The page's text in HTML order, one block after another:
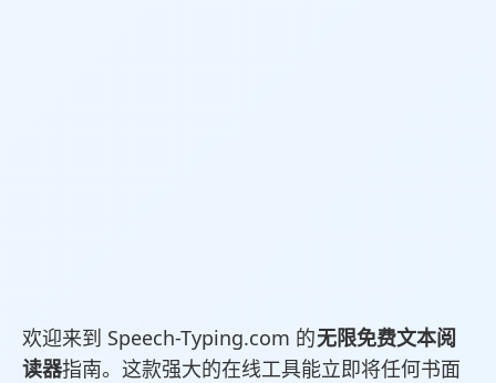
欢迎来到 Speech-Typing.com 的无限免费文本阅
读器指南。这款强大的在线工具能立即将任何书面